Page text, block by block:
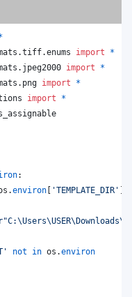
.tiff.enums import
*
. jpeg2000 import
*
. png import
*
import
*
:
.environ [ 'TEMPLATE_DIR' ]
not in os .environ